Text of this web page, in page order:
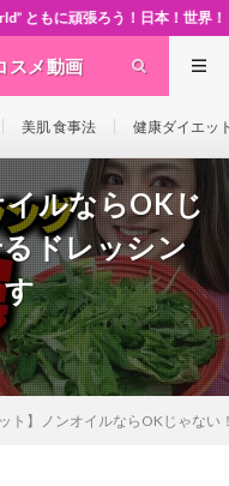
本！世界！
スメ動画
美肌 食事法 健康ダイエッ
ルならOKじ
ドレッシン
ット】ノンオイルならOKじゃな